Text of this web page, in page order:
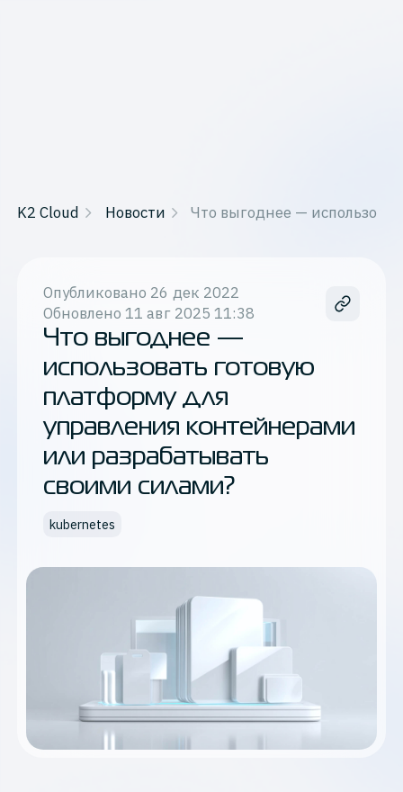
K2 Cloud Новости Что выгоднее —
Опубликовано 26 дек 2022
Обновлено 11 авг 2025 11:38
Что выгоднее —
использовать готовую
платформу для
управления контейнерами
или разрабатывать
своими силами?
kubernetes